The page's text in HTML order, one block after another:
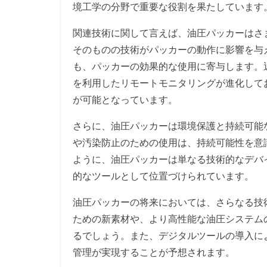
境工学の分野で重要な役割を果たしています
関連技術に関して言えば、油圧パッカーは
そのものの技術がパッカーの動作に影響を
も、パッカーの効果的な使用に寄与します
を利用したリモートモニタリングが進化し
が可能となっています。
さらに、油圧パッカーは環境保護と持続可
や汚染防止のための使用は、持続可能性を
ように、油圧パッカーは単なる技術的なデ
的なツールとして位置づけられています。
油圧パッカーの将来においては、さらなる
ための新素材や、より高性能な油圧システ
るでしょう。また、デジタルツールの導入
管理が実現することが予想されます。